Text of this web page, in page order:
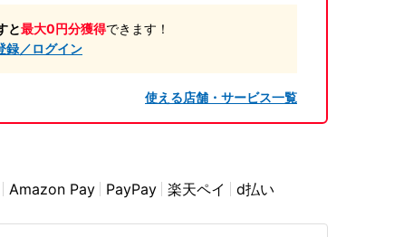
と最大0円分獲得できます！
録／ログイン
使える店舗・サービス一覧
Amazon Pay PayPay 楽天ペイ d払い